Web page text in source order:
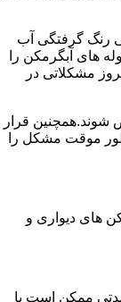
رنگ گرفتگی آب
های آبگرمکن را
مشکلاتی در
شوند.همچنین قرار
موقت مشکل را
های دیواری و
ممکن است با